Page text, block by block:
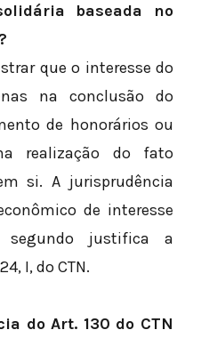
baseada no
que o interesse do
na conclusão do
de honorários ou
realização do fato
si. A jurisprudência
de interesse
segundo justifica a
I, do CTN.
do Art. 130 do CTN